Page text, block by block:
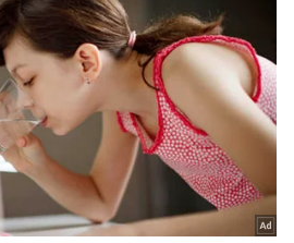
ஆக விற்பனை
22 கேரட் தங்கம்
ரூ.5,700ஆக
24 கேரட் தங்கம் கிராம்
விற்பனையாகிறது.
ரூ. 49,360ஆக